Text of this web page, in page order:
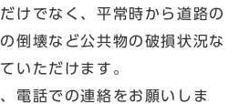
けでなく、平常時から道路の
倒壊など公共物の破損状況な
いただけます。
電話での連絡をお願いしま